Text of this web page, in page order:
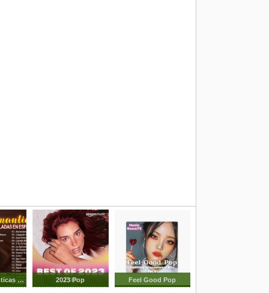
Baladas Romanticas En Espanol De Los 60s 70s 80 2023 Pop Feel Good Pop